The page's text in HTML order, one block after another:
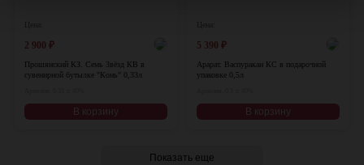
2 900 ₽
Прошянский КЗ. Семь Звёзд КВ в
сувенирной бутылке "Конь" 0,33л
В корзину
5 390 ₽
Арарат. Васпуракан КС в подарочной
упаковке 0,5л
В корзину
Показать еще